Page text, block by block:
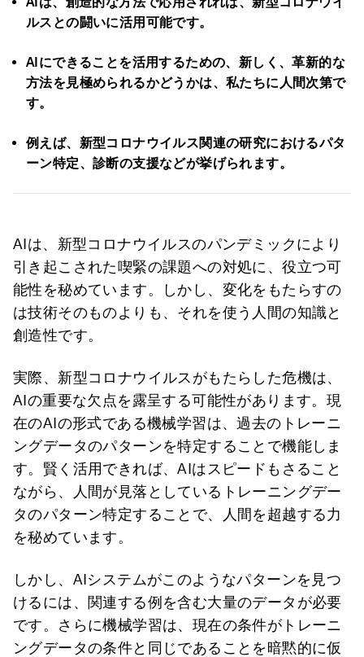
ルスとの闘いに活用可能です。
AIにできることを活用するための、新しく、革新的な
方法を見極められるかどうかは、私たちに人間次第で
す。
例えば、新型コロナウイルス関連の研究におけるパタ
ーン特定、診断の支援などが挙げられます。
AIは、新型コロナウイルスのパンデミックにより
引き起こされた喫緊の課題への対処に、役立つ可
能性を秘めています。しかし、変化をもたらすの
は技術そのものよりも、それを使う人間の知識と
創造性です。
実際、新型コロナウイルスがもたらした危機は、
AIの重要な欠点を露呈する可能性があります。現
在のAIの形式である機械学習は、過去のトレーニ
ングデータのパターンを特定することで機能しま
す。賢く活用できれば、AIはスピードもさること
ながら、人間が見落としているトレーニングデー
タのパターン特定することで、人間を超越する力
を秘めています。
しかし、AIシステムがこのようなパターンを見つ
けるには、関連する例を含む大量のデータが必要
です。さらに機械学習は、現在の条件がトレーニ
ングデータの条件と同じであることを暗黙的に仮